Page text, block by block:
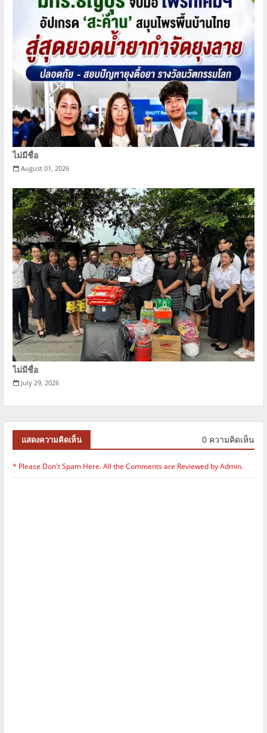
ไม่มีชื่อ
August 01, 2026
ไม่มีชื่อ
July 29, 2026
แสดงความคิดเห็น 0 ความคิดเห็น
* Please Don't Spam Here. All the Comments are Reviewed by Admin.